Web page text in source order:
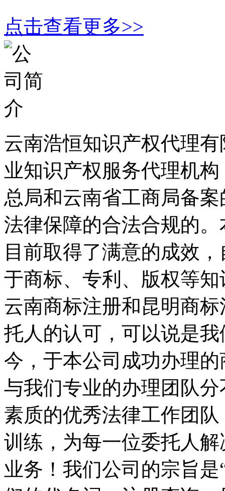
点击查看更多>>
云南浩恒知识产权代理
业知识产权服务代理机
总局和云南省工商局备
法律保障的合法合规的
目前取得了满意的成效
于商标、专利、版权等
云南商标注册和昆明商
托人的认可，可以说是
今，于本公司成功办理
与我们专业的办理团队
素质的优秀法律工作团
训练，为每一位委托人
业务！我们公司的宗旨